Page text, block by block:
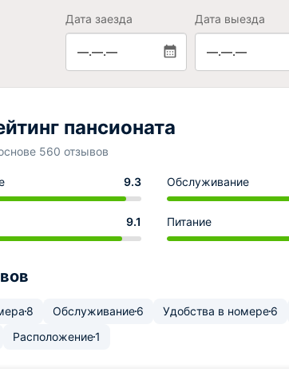
Дата заезда
—.—.—
Дата выезда
—.—.—
пансионата
560 отзывов
9.3 Обслуживание
9.1 Питание
8 Обслуживание6 Удобства в номере6
Расположение1